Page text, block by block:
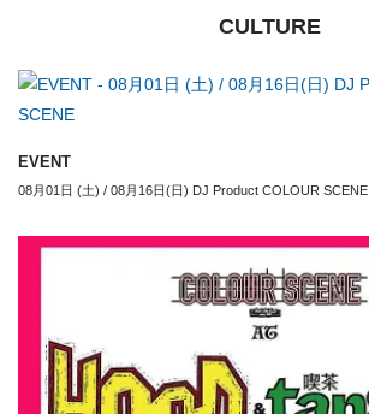
CULTURE
EVENT
08月01日 (土) / 08月16日(日) DJ Product COLOUR SCENE